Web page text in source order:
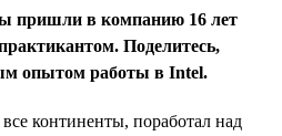
пришли в компанию 16 лет
Поделитесь,
опытом работы в Intel.
континенты, поработал над